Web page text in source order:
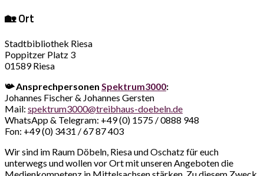
🏡 Ort
Stadtbibliothek Riesa
Poppitzer Platz 3
01589 Riesa
📯 Ansprechpersonen Spektrum3000:
Johannes Fischer & Johannes Gersten
Mail: spektrum3000@treibhaus-doebeln.de
WhatsApp & Telegram: +49 (0) 1575 / 0888 948
Fon: +49 (0) 3431 / 67 87 403
Wir sind im Raum Döbeln, Riesa und Oschatz für euch
unterwegs und wollen vor Ort mit unseren Angeboten die
Medienkompetenz in Mittelsachsen stärken. Zu diesem Zweck